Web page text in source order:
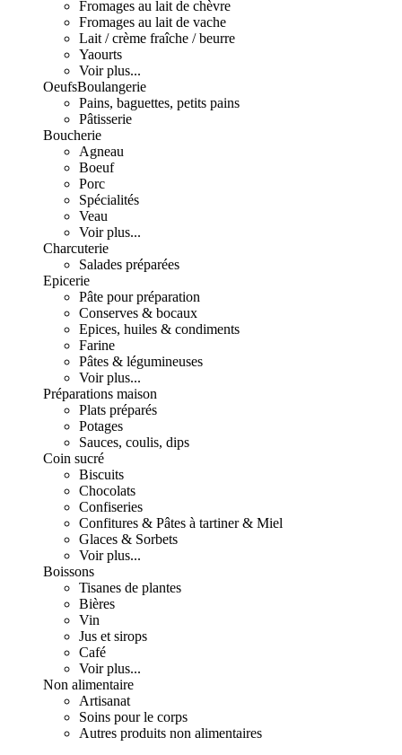
Fromages au lait de chèvre
Fromages au lait de vache
Lait / crème fraîche / beurre
Yaourts
Voir plus...
OeufsBoulangerie
Pains, baguettes, petits pains
Pâtisserie
Boucherie
Agneau
Boeuf
Porc
Spécialités
Veau
Voir plus...
Charcuterie
Salades préparées
Epicerie
Pâte pour préparation
Conserves & bocaux
Epices, huiles & condiments
Farine
Pâtes & légumineuses
Voir plus...
Préparations maison
Plats préparés
Potages
Sauces, coulis, dips
Coin sucré
Biscuits
Chocolats
Confiseries
Confitures & Pâtes à tartiner & Miel
Glaces & Sorbets
Voir plus...
Boissons
Tisanes de plantes
Bières
Vin
Jus et sirops
Café
Voir plus...
Non alimentaire
Artisanat
Soins pour le corps
Autres produits non alimentaires